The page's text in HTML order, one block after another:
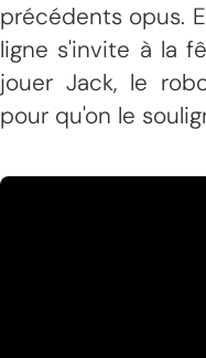
précédents opus.
ligne s'invite à la
jouer Jack, le
pour qu'on le